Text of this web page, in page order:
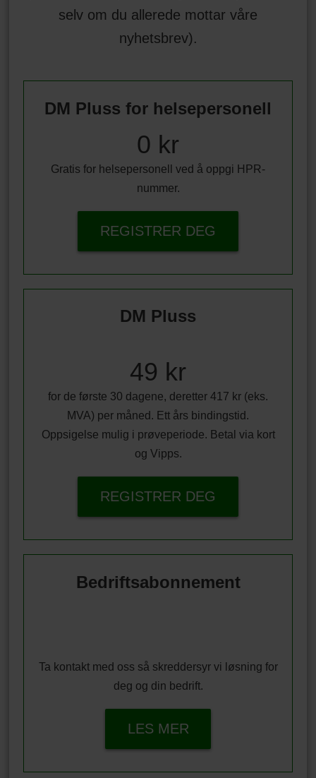
selv om du allerede mottar våre
nyhetsbrev).
DM Pluss for helsepersonell
0 kr
Gratis for helsepersonell ved å oppgi HPR-
nummer.
REGISTRER DEG
DM Pluss
49 kr
for de første 30 dagene, deretter 417 kr (eks.
MVA) per måned. Ett års bindingstid.
Oppsigelse mulig i prøveperiode. Betal via kort
og Vipps.
REGISTRER DEG
Bedriftsabonnement
Ta kontakt med oss så skreddersyr vi løsning for
deg og din bedrift.
LES MER